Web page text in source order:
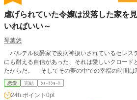
虐げられていた令嬢は没落した家を
いればいい～
琴葉悠
バルテル侯爵家で疫病神扱いされているセレ
にも耐える自信があった、それは愛しいクロード
たからだ。 そしてその夢の中での幸福の時
恋愛 完結 ｼｮｰﾄｼｮｰﾄ
24h.ポイント 0pt